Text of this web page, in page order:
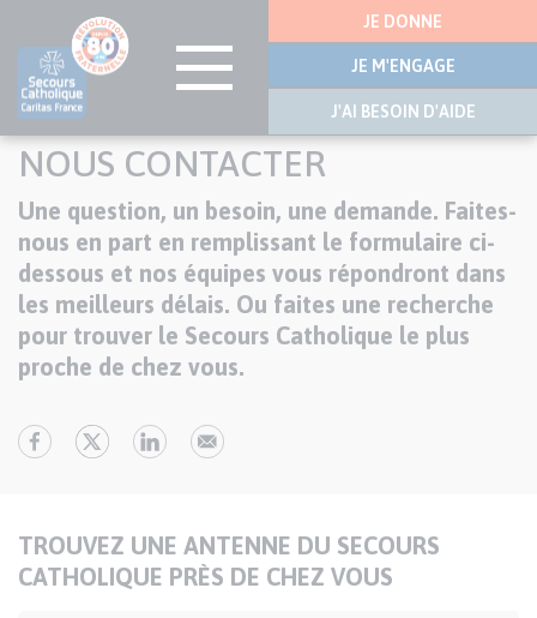
Aller
principal
latérale
JE DONNE
JE M'ENGAGE
J'AI BESOIN D'AIDE
NOUS CONTACTER
Texte
Une question, un besoin, une demande. Faites-
nous en part en remplissant le formulaire ci-
dessous et nos équipes vous répondront dans
les meilleurs délais. Ou faites une recherche
pour trouver le Secours Catholique le plus
proche de chez vous.
TITRE
DE
TROUVEZ UNE ANTENNE DU SECOURS
CATHOLIQUE PRÈS DE CHEZ VOUS